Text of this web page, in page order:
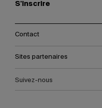
S'inscrire
Contact
Sites partenaires
Suivez-nous